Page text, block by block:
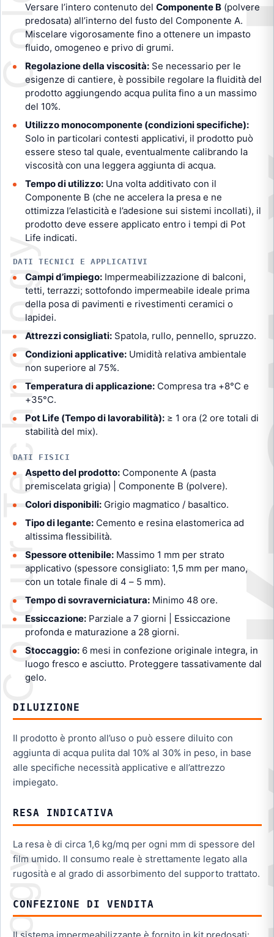
Versare l’intero contenuto del Componente B(polvere
predosata) all’interno del fusto del Componente A.
Miscelare vigorosamente fino a ottenere un impasto
fluido, omogeneo e privo di grumi.
Regolazione della viscosità:Se necessario per le
esigenze di cantiere, è possibile regolare la fluidità del
prodotto aggiungendo acqua pulita fino a un massimo
del 10%.
Utilizzo monocomponente (condizioni specifiche):
Solo in particolari contesti applicativi, il prodotto può
essere steso tal quale, eventualmente calibrando la
viscosità con una leggera aggiunta di acqua.
Tempo di utilizzo:Una volta additivato con il
Componente B (che ne accelera la presa e ne
ottimizza l’elasticità e l’adesione sui sistemi incollati), il
prodotto deve essere applicato entro i tempi di Pot
Life indicati.
DATI TECNICI E APPLICATIVI
Campi d’impiego:Impermeabilizzazione di balconi,
tetti, terrazzi; sottofondo impermeabile ideale prima
della posa di pavimenti e rivestimenti ceramici o
lapidei.
Attrezzi consigliati:Spatola, rullo, pennello, spruzzo.
Condizioni applicative:Umidità relativa ambientale
non superiore al 75%.
Temperatura di applicazione:Compresa tra +8°C e
+35°C.
Pot Life (Tempo di lavorabilità):≥ 1 ora (2 ore totali di
stabilità del mix).
DATI FISICI
Aspetto del prodotto:Componente A (pasta
premiscelata grigia) | Componente B (polvere).
Colori disponibili:Grigio magmatico / basaltico.
Tipo di legante:Cemento e resina elastomerica ad
altissima flessibilità.
Spessore ottenibile:Massimo 1 mm per strato
applicativo (spessore consigliato: 1,5 mm per mano,
con un totale finale di 4 – 5 mm).
Tempo di sovraverniciatura:Minimo 48 ore.
Essiccazione:Parziale a 7 giorni | Essiccazione
profonda e maturazione a 28 giorni.
Stoccaggio:6 mesi in confezione originale integra, in
luogo fresco e asciutto. Proteggere tassativamente dal
gelo.
DILUIZIONE
Il prodotto è pronto all’uso o può essere diluito con
aggiunta di acqua pulita dal 10% al 30% in peso, in base
alle specifiche necessità applicative e all’attrezzo
impiegato.
RESA INDICATIVA
La resa è di circa 1,6 kg/mq per ogni mm di spessore del
film umido. Il consumo reale è strettamente legato alla
rugosità e al grado di assorbimento del supporto trattato.
CONFEZIONE DI VENDITA